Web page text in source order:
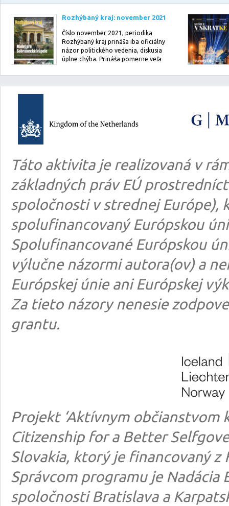
Rozhýbaný kraj: november 2021
Číslo november 2021, periodika
Rozhýbaný kraj prináša iba oficiálny
názor politického vedenia, diskusia
úplne chýba. Prináša pomerne veľa
Táto aktivita je realizovaná v
základných práv EÚ
spoločnosti v strednej Európe),
spolufinancovaný Európskou
Spolufinancované Európskou
výlučne názormi autora(ov) a
Európskej únie ani Európskej
Za tieto názory nenesie
grantu.
Projekt ‘Aktívnym občianstvom
Citizenship for a Better
Slovakia, ktorý je financovaný z
Správcom programu je
spoločnosti Bratislava a